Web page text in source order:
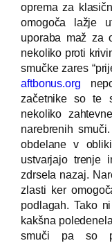
oprema za
omogoča lažje
uporaba maž za
nekoliko proti
smučke zares
aftbonus.org
začetnike so te
nekoliko
narebrenih
obdelane v
ustvarjajo trenje
zdrsela nazaj.
zlasti ker
podlagah. Tako
kakšna
smuči pa so